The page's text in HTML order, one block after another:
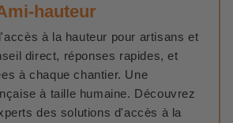
hauteur
à la hauteur pour artisans et
direct, réponses rapides, et
à chaque chantier. Une
à taille humaine. Découvrez
des solutions d'accès à la